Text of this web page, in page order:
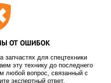
ОТ ОШИБОК
запчастях для спецтехники
эту технику до последнего
любой вопрос, связанный с
экспертный ответ.